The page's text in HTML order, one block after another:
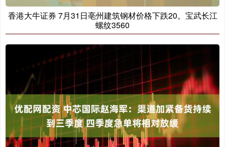
香港大牛证券 7月31日亳州建筑钢材价格下跌20。宝武长江
螺纹3560